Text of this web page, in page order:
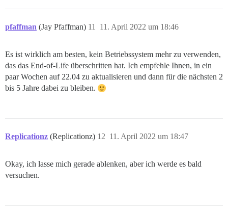
pfaffman (Jay Pfaffman) 11. April 2022 um 18:46
11
Es ist wirklich am besten, kein Betriebssystem mehr zu verwenden,
das das End-of-Life überschritten hat. Ich empfehle Ihnen, in ein
paar Wochen auf 22.04 zu aktualisieren und dann für die nächsten 2
bis 5 Jahre dabei zu bleiben.
Replicationz (Replicationz) 11. April 2022 um 18:47
12
Okay, ich lasse mich gerade ablenken, aber ich werde es bald
versuchen.